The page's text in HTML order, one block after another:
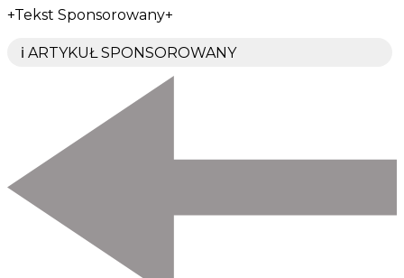
+Tekst Sponsorowany+
ℹ️ ARTYKUŁ SPONSOROWANY